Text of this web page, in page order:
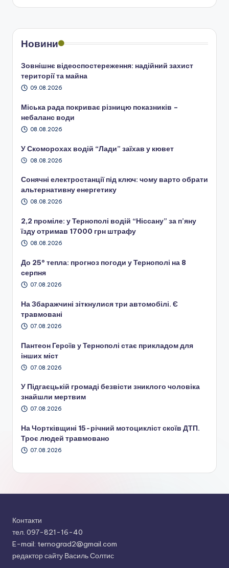
Новини
Зовнішнє відеоспостереження: надійний захист
території та майна
09.08.2026
Міська рада покриває різницю показників –
небаланс води
08.08.2026
У Скоморохах водій “Лади” заїхав у кювет
08.08.2026
Сонячні електростанції під ключ: чому варто обрати
альтернативну енергетику
08.08.2026
2,2 проміле: у Тернополі водій “Ніссану” за п’яну
їзду отримав 17000 грн штрафу
08.08.2026
До 25° тепла: прогноз погоди у Тернополі на 8
серпня
07.08.2026
На Збаражчині зіткнулися три автомобілі. Є
травмовані
07.08.2026
Пантеон Героїв у Тернополі стає прикладом для
інших міст
07.08.2026
У Підгаєцькій громаді безвісти зниклого чоловіка
знайшли мертвим
07.08.2026
На Чортківщині 15-річний мотоцикліст скоїв ДТП.
Троє людей травмовано
07.08.2026
Контакти
тел. 097-821-16-40
E-mail: ternograd2@gmail.com
редактор сайту Василь Солтис